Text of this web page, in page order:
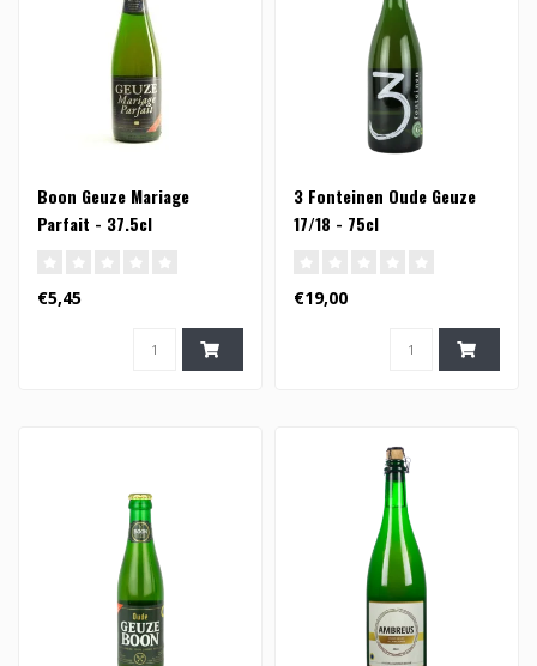
Boon Geuze Mariage
Parfait - 37.5cl
€5,45
3 Fonteinen Oude Geuze
17/18 - 75cl
€19,00